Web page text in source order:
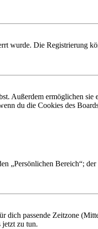
wurde. Die Registrierung
Außerdem ermöglichen
du die Cookies des
„Persönlichen Bereich“;
dich passende Zeitzone
jetzt zu tun.